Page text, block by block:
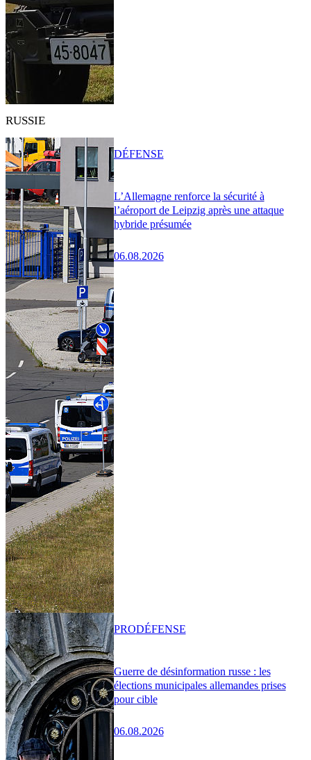
RUSSIE
L’Allemagne renforce la sécurité à
l’aéroport de Leipzig après une attaque
hybride présumée
06.08.2026
DÉFENSE
Guerre de désinformation russe : les
élections municipales allemandes prises
pour cible
06.08.2026
PRODÉFENSE